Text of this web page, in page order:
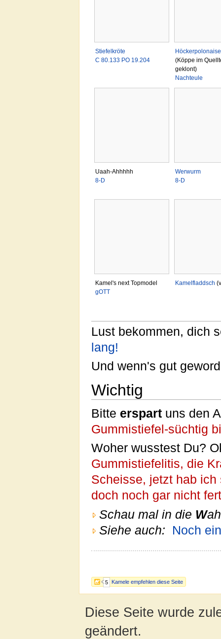
5 Kamele empfehlen diese Seite
Stiefelkröte
C 80.133 PO 19.204
Höckerpolonaise
(Köppe im
geklont)
Nachteule
Uaah-Ahhhhh
8-D
Werwurm
8-D
Kamel's next Topmodel
gOTT
Kamelfladdsch
Lust bekommen, dich
lang!
Und wenn's gut
Wichtig
Bitte erspart uns den
Gummistiefel-süchtig
Woher wusstest Du?
Gummistiefelitis, die
Scheisse, jetzt hab
doch noch gar nicht
Schau mal in die W
Siehe auch:
Noch
Diese Seite wurde
geändert.